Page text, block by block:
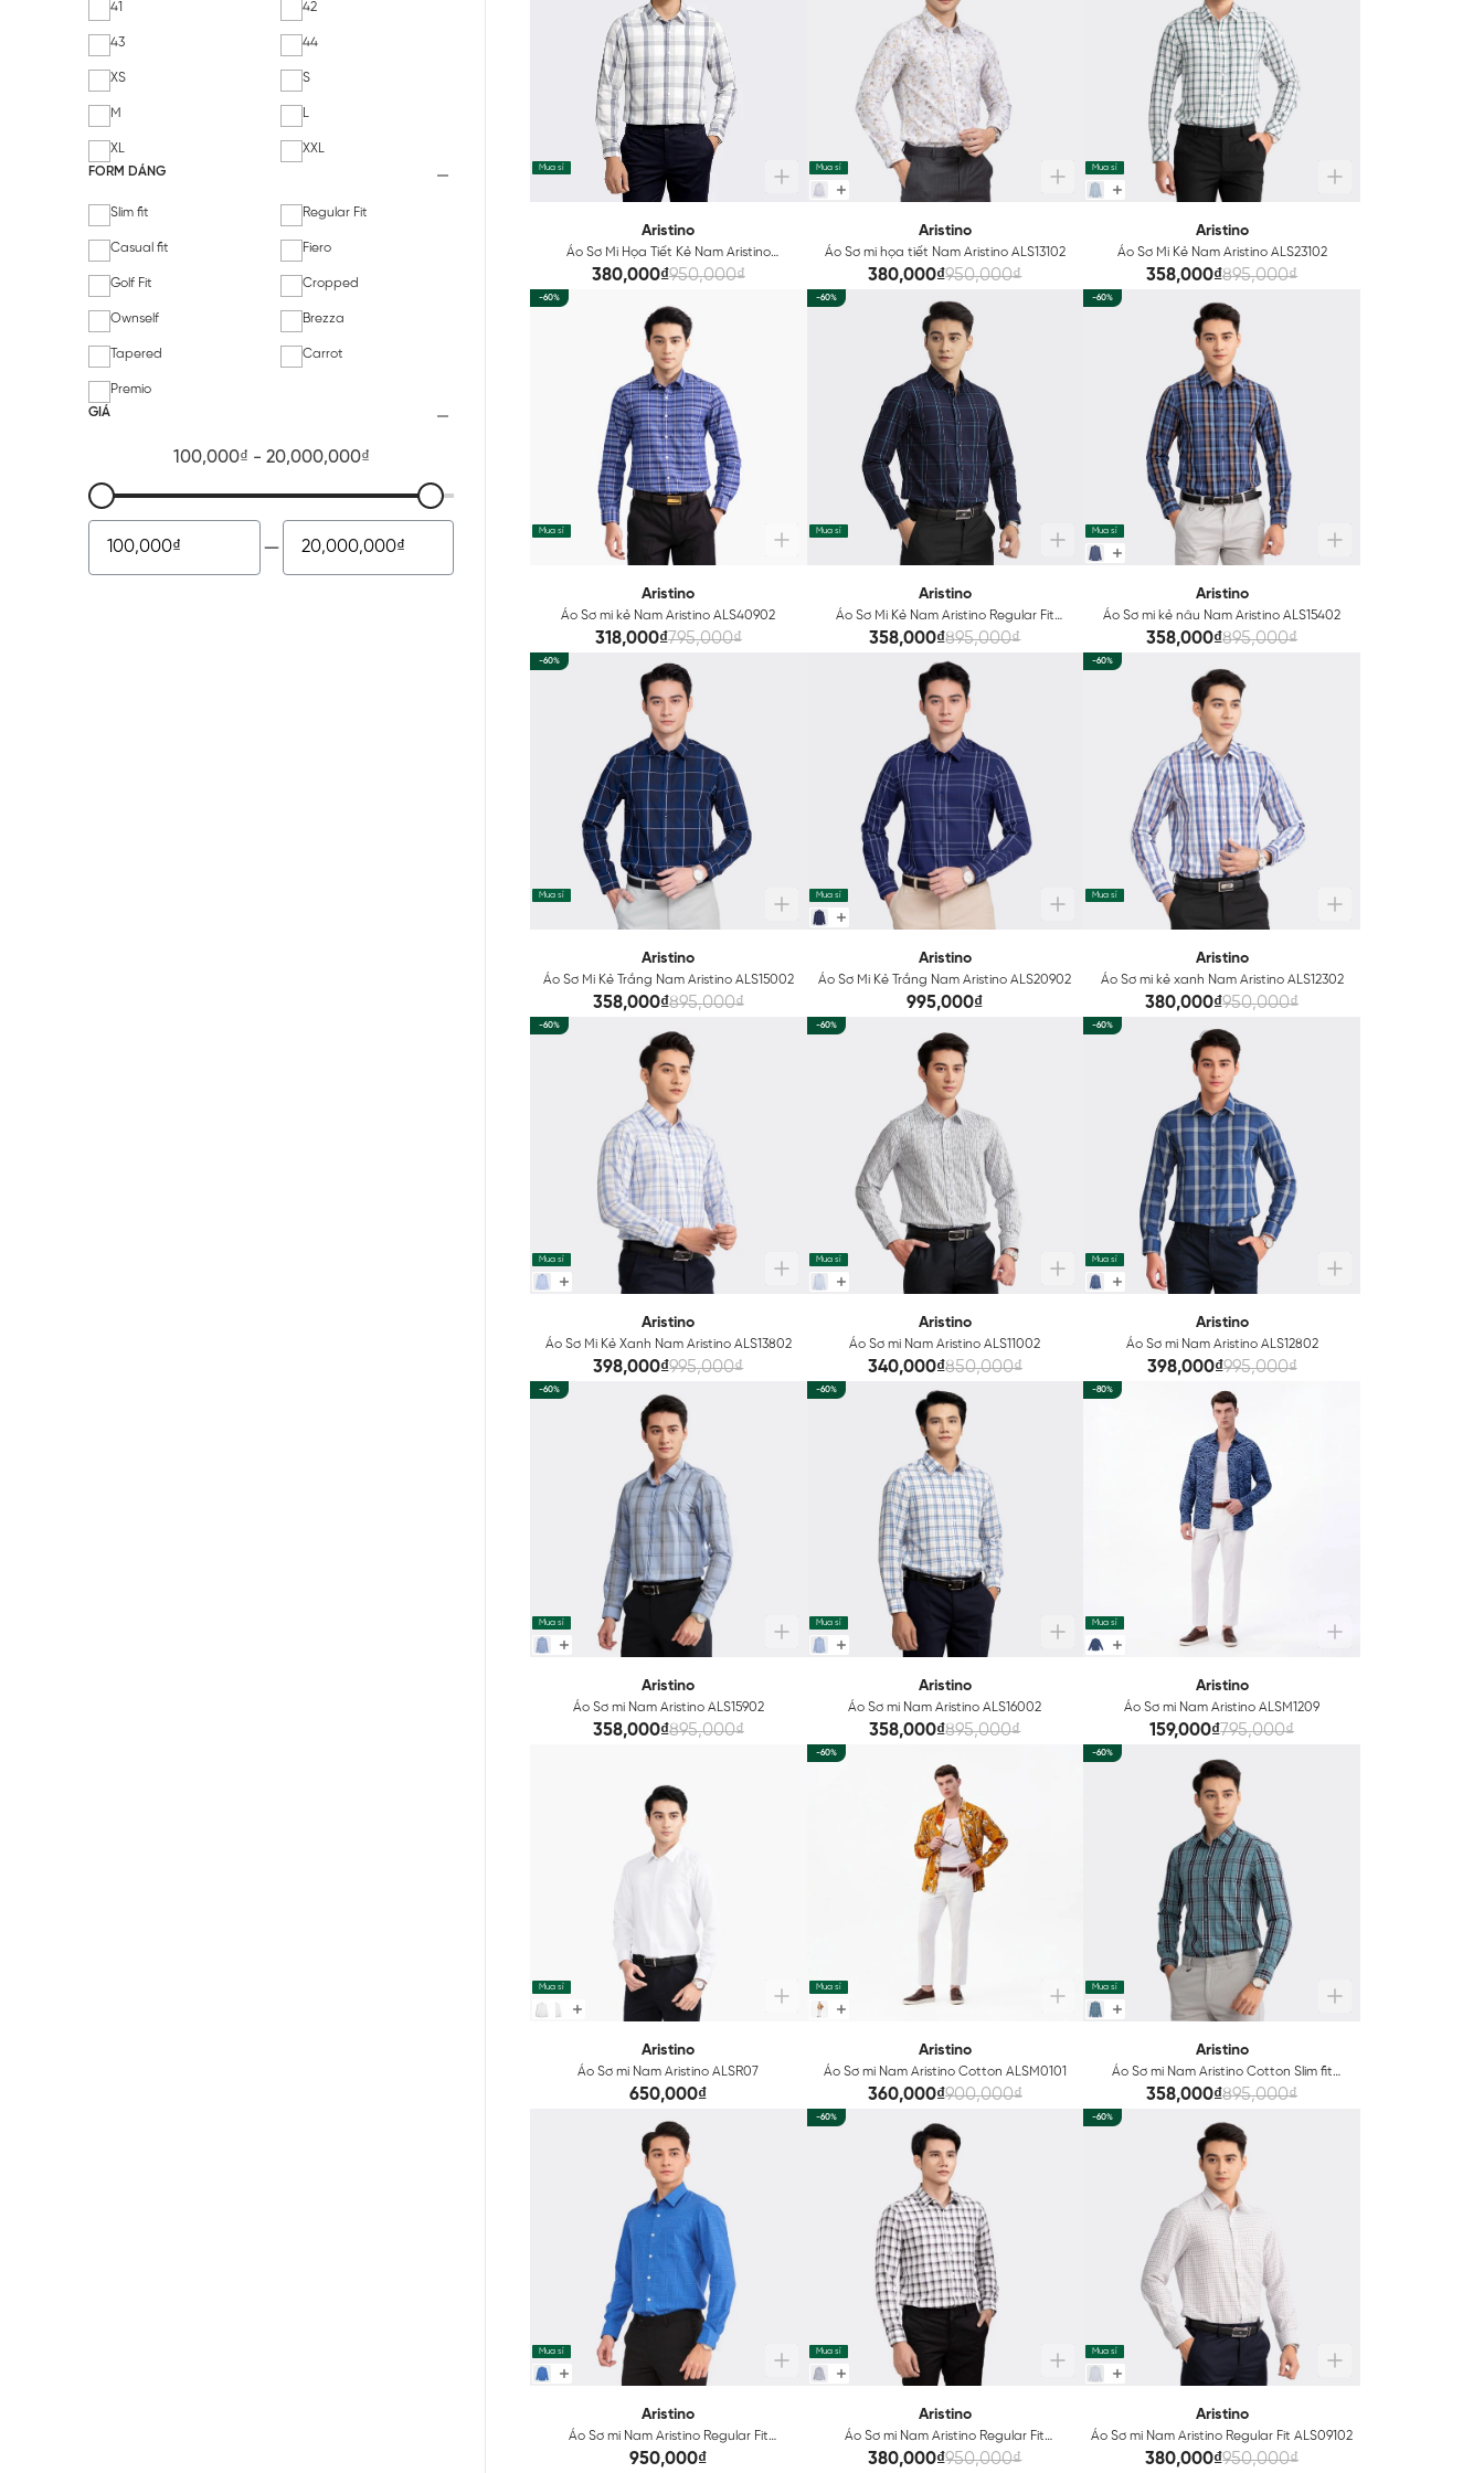
41 42
43 44
XS S
M L
XL
XXL
FORM DÁNG
Slim fit Regular Fit
Casual fit Fiero
Golf Fit Cropped
Ownself Brezza
Tapered Carrot
Premio
GIÁ
Mua sỉ
Aristino
Áo Sơ Mi Họa Tiết Kẻ Nam Aristino
ALS18402
380,000₫950,000₫
Mua sỉ
Aristino
Áo Sơ mi họa tiết Nam Aristino ALS13102
380,000₫950,000₫
Mua sỉ
Aristino
Áo Sơ Mi Kẻ Nam Aristino ALS23102
358,000₫895,000₫
-60%
Mua sỉ
Aristino
Áo Sơ mi kẻ Nam Aristino ALS40902
318,000₫795,000₫
-60%
Mua sỉ
Aristino
Áo Sơ Mi Kẻ Nam Aristino Regular Fit
ALS23402
358,000₫895,000₫
-60%
Mua sỉ
Aristino
Áo Sơ mi kẻ nâu Nam Aristino ALS15402
358,000₫895,000₫
-60%
Mua sỉ
Aristino
Áo Sơ Mi Kẻ Trắng Nam Aristino ALS15002
358,000₫895,000₫
Mua sỉ
Aristino
Áo Sơ Mi Kẻ Trắng Nam Aristino ALS20902
995,000₫
-60%
Mua sỉ
Aristino
Áo Sơ mi kẻ xanh Nam Aristino ALS12302
380,000₫950,000₫
-60%
Mua sỉ
Aristino
Áo Sơ Mi Kẻ Xanh Nam Aristino ALS13802
398,000₫995,000₫
-60%
Mua sỉ
Aristino
Áo Sơ mi Nam Aristino ALS11002
340,000₫850,000₫
-60%
Mua sỉ
Aristino
Áo Sơ mi Nam Aristino ALS12802
398,000₫995,000₫
-60%
Mua sỉ
Aristino
Áo Sơ mi Nam Aristino ALS15902
358,000₫895,000₫
-60%
Mua sỉ
Aristino
Áo Sơ mi Nam Aristino ALS16002
358,000₫895,000₫
-80%
Mua sỉ
Aristino
Áo Sơ mi Nam Aristino ALSM1209
159,000₫795,000₫
Mua sỉ
Aristino
Áo Sơ mi Nam Aristino ALSR07
650,000₫
-60%
Mua sỉ
Aristino
Áo Sơ mi Nam Aristino Cotton ALSM0101
360,000₫900,000₫
-60%
Mua sỉ
Aristino
Áo Sơ mi Nam Aristino Cotton Slim fit
ALS23302
358,000₫895,000₫
Mua sỉ
Aristino
Áo Sơ mi Nam Aristino Regular Fit
ALS08402
950,000₫
-60%
Mua sỉ
Aristino
Áo Sơ mi Nam Aristino Regular Fit
ALS08502
380,000₫950,000₫
-60%
Mua sỉ
Aristino
Áo Sơ mi Nam Aristino Regular Fit ALS09102
380,000₫950,000₫